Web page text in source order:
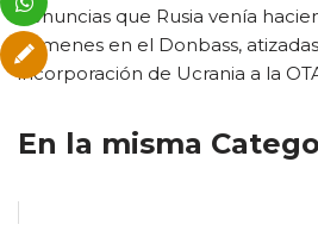
denuncias que Rusia venía
crímenes en el Donbass,
incorporación de Ucrania a la
En la misma